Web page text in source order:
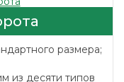
размера;
из десяти типов